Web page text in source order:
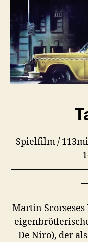
Spielfilm /
Martin
De Niro), der